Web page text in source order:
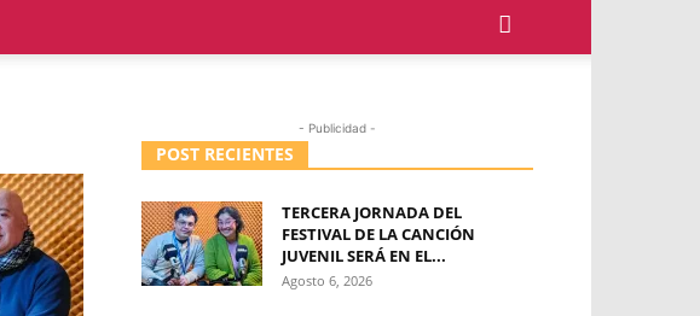
- Publicidad -
POST RECIENTES
TERCERA JORNADA DEL
FESTIVAL DE LA CANCIÓN
JUVENIL SERÁ EN EL...
Agosto 6, 2026